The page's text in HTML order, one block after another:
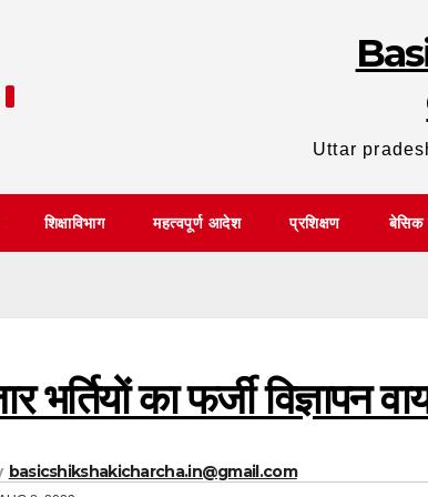
Uttar
शिक्षाविभाग महत्वपूर्ण आदेश प्रशिक्षण बेसिक
भर्तियों का फर्जी विज्ञापन
basicshikshakicharcha.in@gmail.com